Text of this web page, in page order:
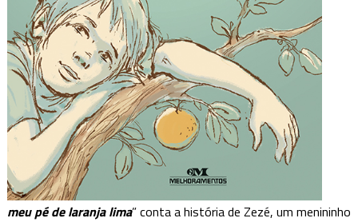
meu pé de laranja lima” conta a história de Zezé, um menininho